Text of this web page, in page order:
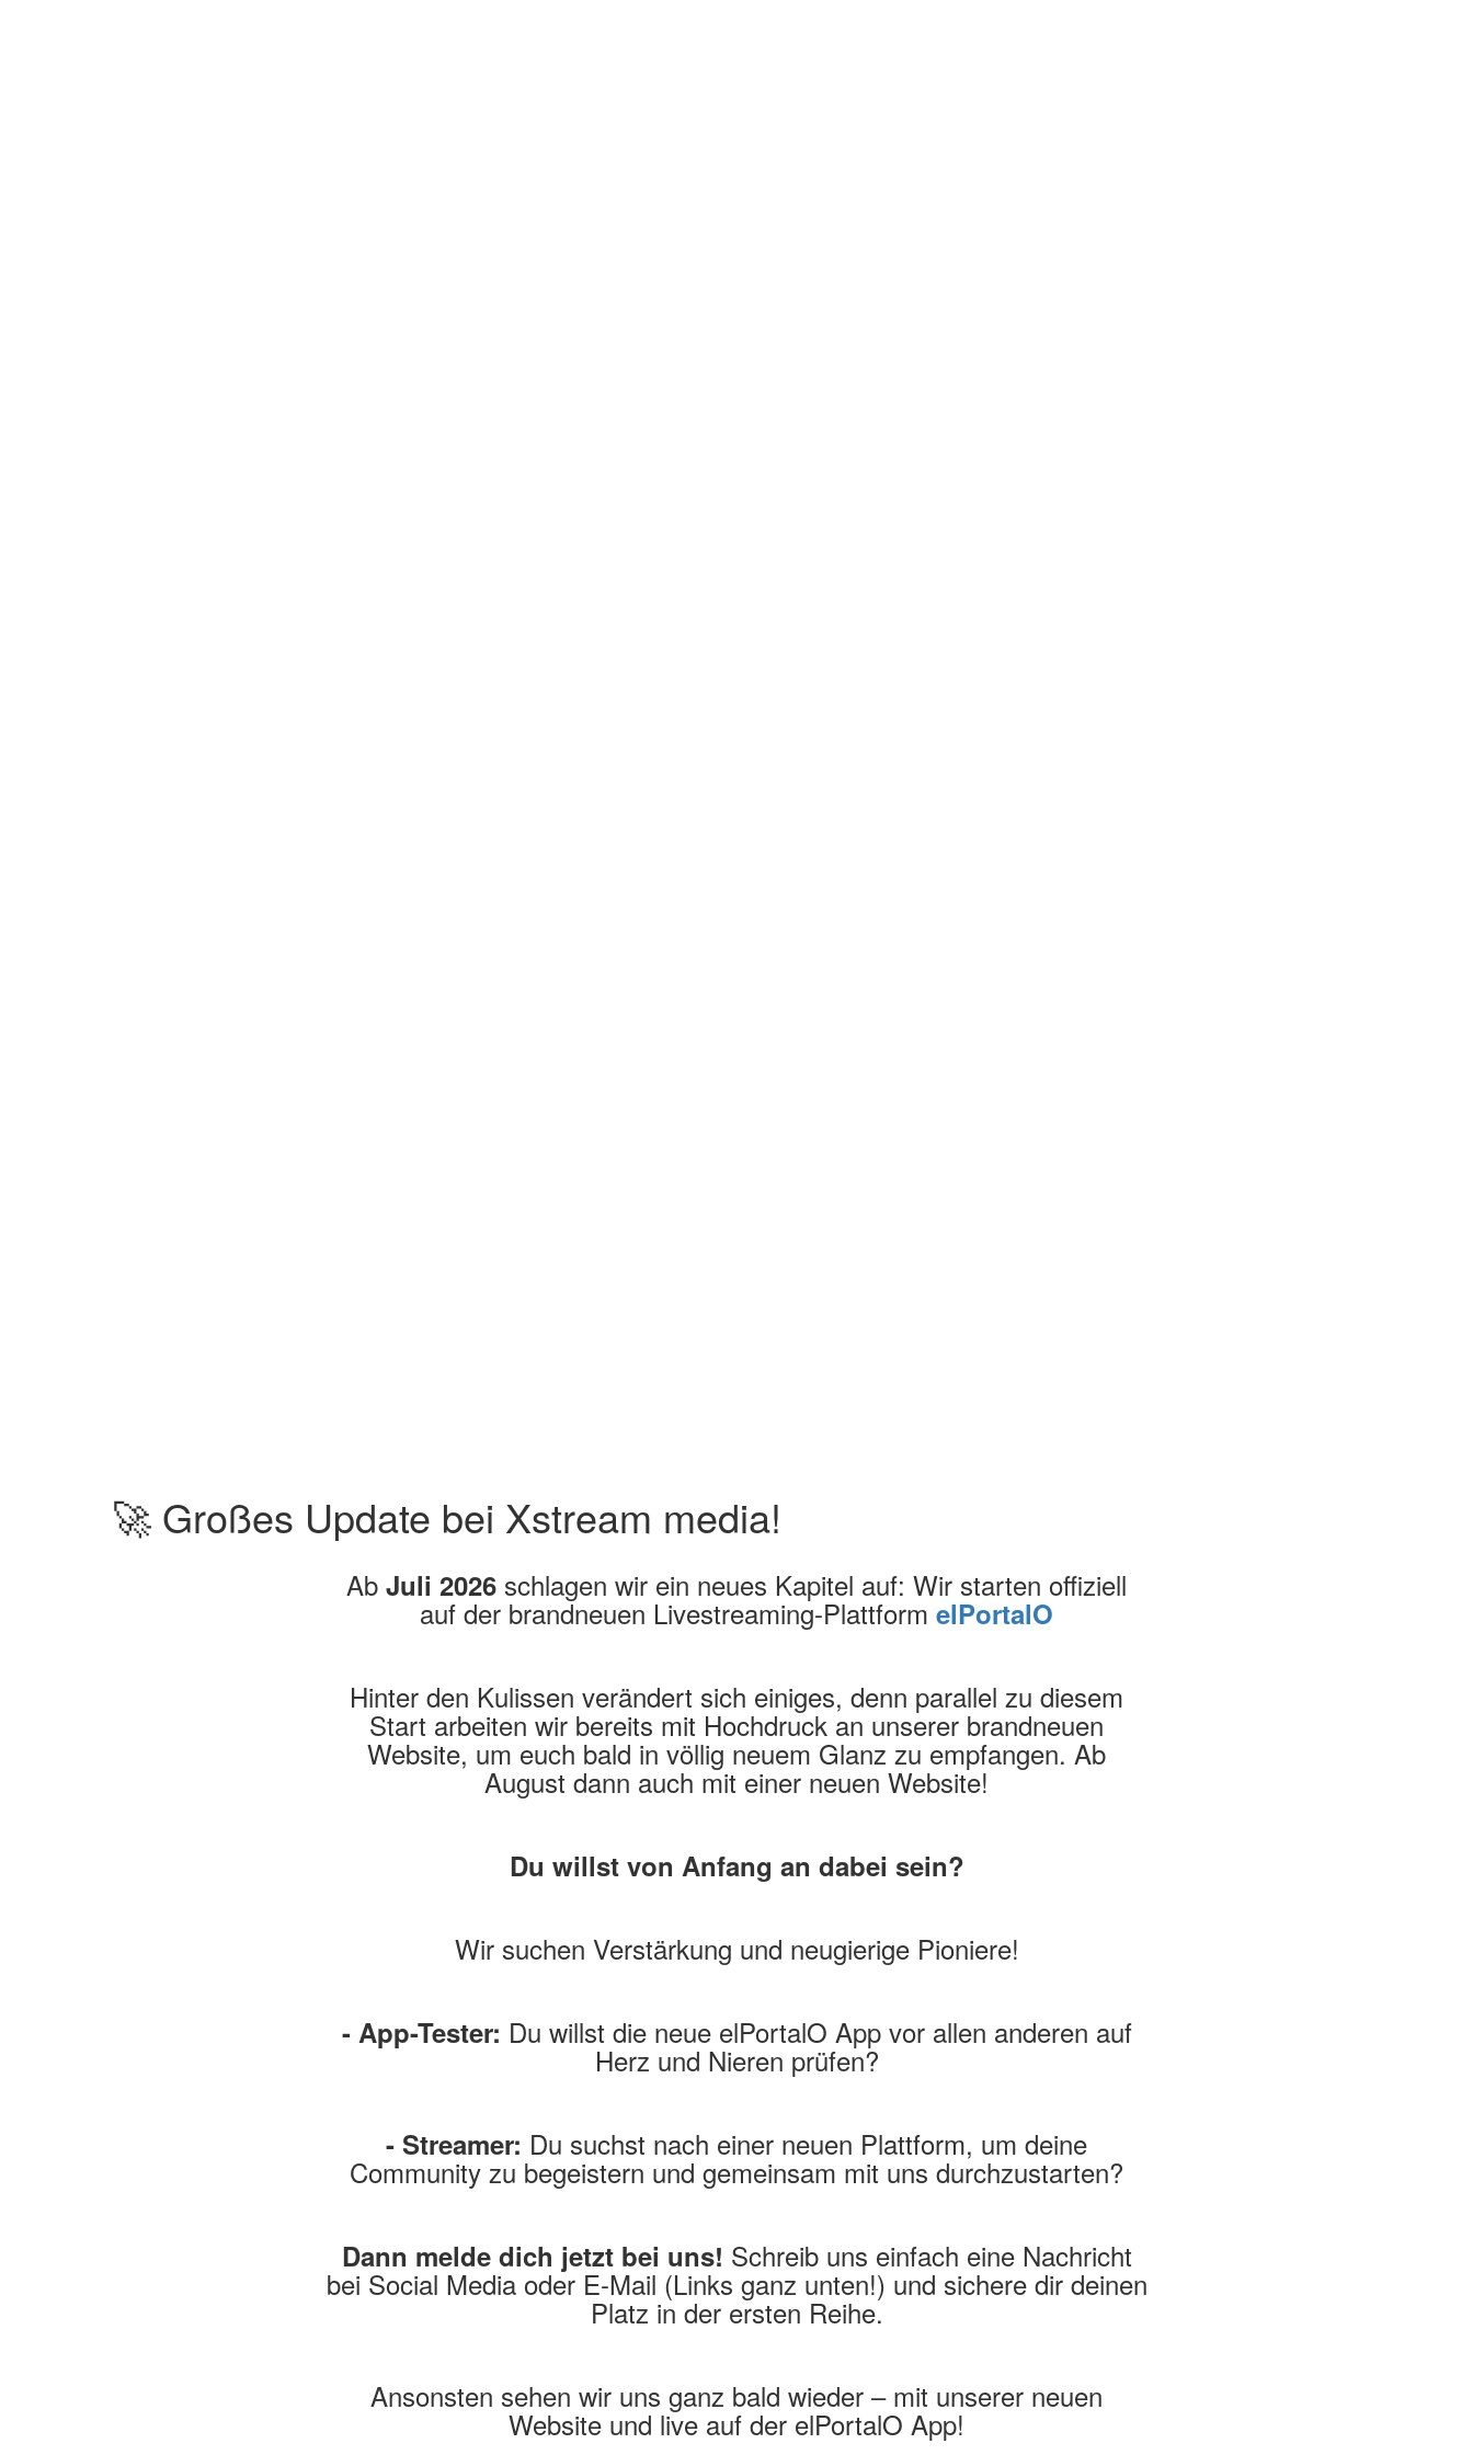
🚀 Großes Update bei Xstream media!
Ab Juli 2026 schlagen wir ein neues Kapitel auf: Wir starten offiziell
auf der brandneuen Livestreaming-Plattform elPortalO
Hinter den Kulissen verändert sich einiges, denn parallel zu diesem
Start arbeiten wir bereits mit Hochdruck an unserer brandneuen
Website, um euch bald in völlig neuem Glanz zu empfangen. Ab
August dann auch mit einer neuen Website!
Du willst von Anfang an dabei sein?
Wir suchen Verstärkung und neugierige Pioniere!
- App-Tester: Du willst die neue elPortalO App vor allen anderen auf
Herz und Nieren prüfen?
- Streamer: Du suchst nach einer neuen Plattform, um deine
Community zu begeistern und gemeinsam mit uns durchzustarten?
Dann melde dich jetzt bei uns! Schreib uns einfach eine Nachricht
bei Social Media oder E-Mail (Links ganz unten!) und sichere dir deinen
Platz in der ersten Reihe.
Ansonsten sehen wir uns ganz bald wieder – mit unserer neuen
Website und live auf der elPortalO App!